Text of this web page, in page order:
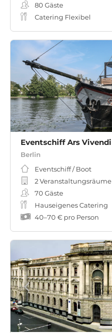
80 Gäste
Catering Flexibel
Eventschiff Ars Vivendi
Berlin
Eventschiff / Boot
2 Veranstaltungsräume
70 Gäste
Hauseigenes Catering
40–70 € pro Person